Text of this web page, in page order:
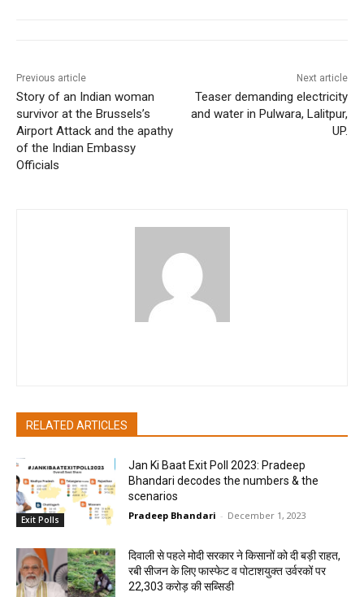
Previous article
Story of an Indian woman
survivor at the Brussels’s
Airport Attack and the apathy
of the Indian Embassy
Officials
Next article
Teaser demanding electricity
and water in Pulwara, Lalitpur,
UP.
RELATED ARTICLES
Exit Polls
Jan Ki Baat Exit Poll 2023: Pradeep
Bhandari decodes the numbers & the
scenarios
Pradeep Bhandari - December 1, 2023
दिवाली से पहले मोदी सरकार ने किसानों को दी बड़ी राहत,
रबी सीजन के लिए फास्फेट व पोटाशयुक्त उर्वरकों पर
22,303 करोड़ की सब्सिडी